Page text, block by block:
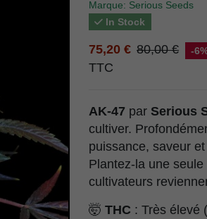
Marque: Serious Seeds
In Stock
75,20 € 80,00 € -
TTC
AK-47 par Serious
cultiver.
puissance, saveur
Plantez-la une
cultivateurs
🤯 THC : Très élevé